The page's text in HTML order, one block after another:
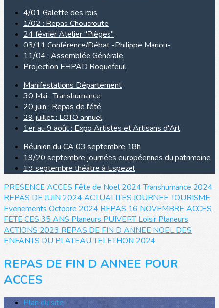
4/01 Galette des rois
1/02 : Repas Choucroute
24 février Atelier "Pièges"
03/11 Conférence/Débat -Philippe Mariou-
11/04 : Assemblée Générale
Projection EHPAD Roquefeuil
Manifestations Département
30 Mai : Transhumance
20 juin : Repas de l'été
29 juillet : LOTO annuel
1er au 9 août : Expo Artistes et Artisans d'Art
Réunion du CA 03 septembre 18h
19/20 septembre journées européennes du patrimoine
19 septembre théâtre à Espezel
PRESENCE ACCES Fête de Noël 2024Transhumance 2024
REPAS DE JUIN 2024 ACTUALITES JOURNEE TOURISME
Evenements Octobre 2024 REPAS 16 NOVEMBRE ACCES
FETE CES 35 ANS Planeurs PUIVERTLoisir Planeurs
ACTIONS 2023 REPAS DE FIN D ANNEE NOEL DES
ENFANTS DU PLATEAUTELETHON 2024
REPAS DE FIN D ANNEE POUR
ACCES
Plan du site